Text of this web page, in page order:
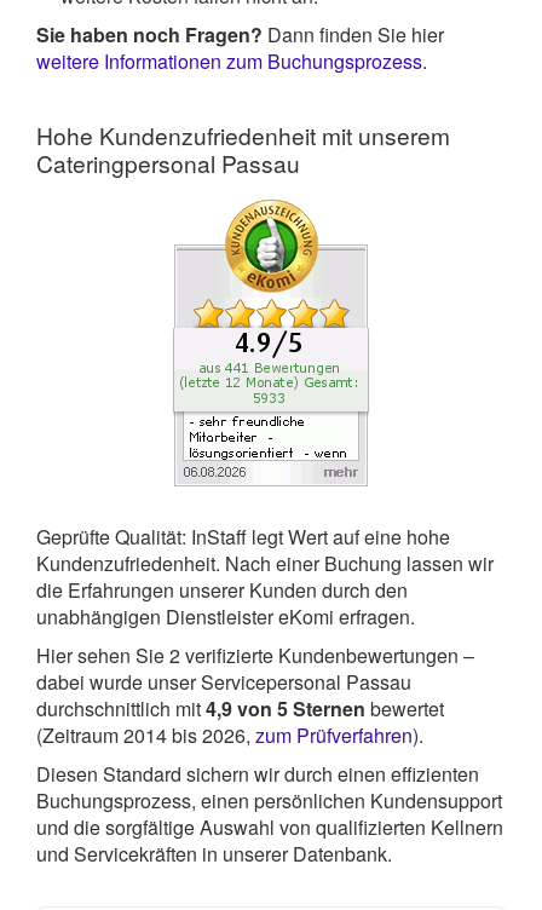
Sie haben noch Fragen? Dann finden Sie hier
weitere Informationen zum Buchungsprozess.
Hohe Kundenzufriedenheit mit unserem
Cateringpersonal Passau
Geprüfte Qualität: InStaff legt Wert auf eine hohe
Kundenzufriedenheit. Nach einer Buchung lassen wir
die Erfahrungen unserer Kunden durch den
unabhängigen Dienstleister eKomi erfragen.
Hier sehen Sie2verifizierte Kundenbewertungen –
dabei wurde unser Servicepersonal Passau
durchschnittlich mit4,9von 5Sternen bewertet
(Zeitraum 2014 bis 2026, zum Prüfverfahren).
Diesen Standard sichern wir durch einen effizienten
Buchungsprozess, einen persönlichen Kundensupport
und die sorgfältige Auswahl von qualifizierten Kellnern
und Servicekräften in unserer Datenbank.